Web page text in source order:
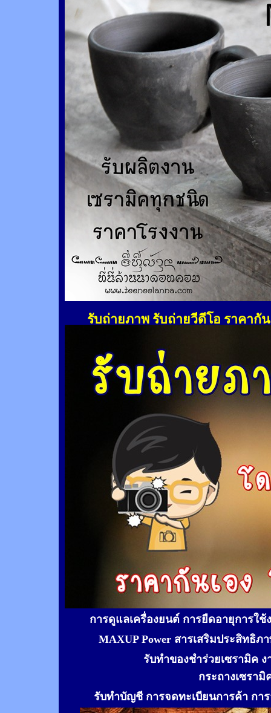
รับถ่ายภาพ รับถ่ายวีดีโอ ราคากั
การดูแลเครื่องยนต์ การยืดอายุการใ
MAXUP Power สารเสริมประสิทธิ
รับทำของชำร่วยเซรามิค
กระถางเซรา
รับทำบัญชี การจดทะเบียนการค้า กา